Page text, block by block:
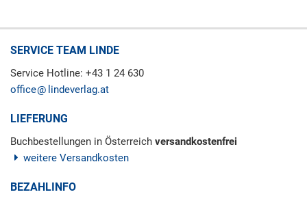
SERVICE TEAM LINDE
Service Hotline: +43 1 24 630
office
lindeverlag.at
LIEFERUNG
Buchbestellungen in Österreich versandkostenfrei
weitere Versandkosten
BEZAHLINFO